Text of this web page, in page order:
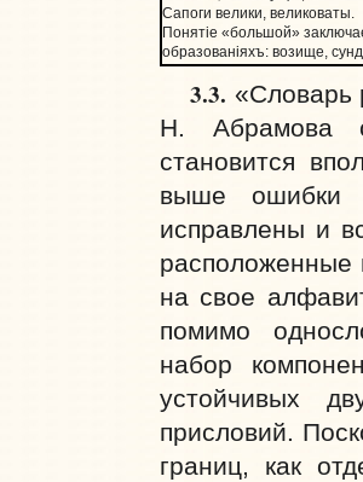
Сапоги велики, великоваты.
Понятiе «большой»
образованiяхъ: возище,
3.3. «Словарь
Н. Абрамова
становится
выше ошибки
исправлены и
расположенные
на свое
помимо
набор
устойчивых
присловий.
границ, как